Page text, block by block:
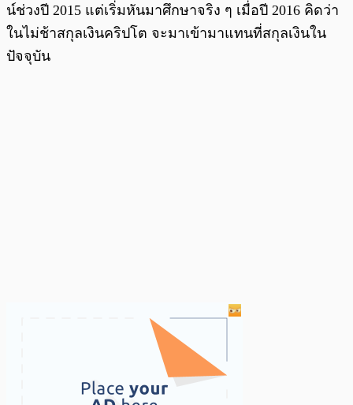
น์ช่วงปี 2015 แต่เริ่มหันมาศึกษาจริง ๆ เมื่อปี 2016 คิดว่า
ในไม่ช้าสกุลเงินคริปโต จะมาเข้ามาแทนที่สกุลเงินใน
ปัจจุบัน